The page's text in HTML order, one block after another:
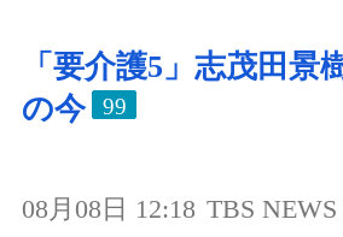
「要介護5」志茂田景
の今
99
08月08日 12:18 TBS